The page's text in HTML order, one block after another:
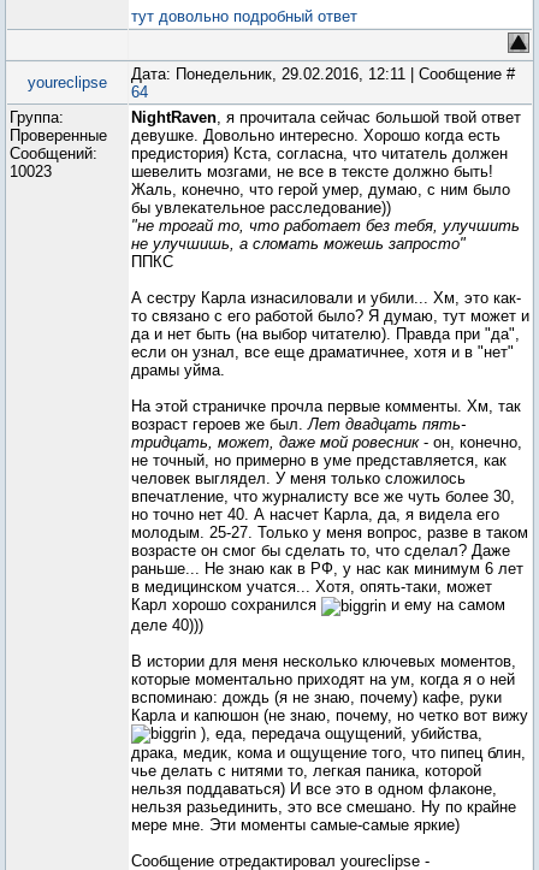
тут довольно подробный ответ
youreclipse
Дата: Понедельник, 29.02.2016, 12:11 | Сообщение #
64
Группа:
Проверенные
Сообщений:
10023
NightRaven, я прочитала сейчас большой твой ответ
девушке. Довольно интересно. Хорошо когда есть
предистория) Кста, согласна, что читатель должен
шевелить мозгами, не все в тексте должно быть!
Жаль, конечно, что герой умер, думаю, с ним было
бы увлекательное расследование))
"не трогай то, что работает без тебя, улучшить
не улучшишь, а сломать можешь запросто"
ППКС
А сестру Карла изнасиловали и убили... Хм, это как-
то связано с его работой было? Я думаю, тут может и
да и нет быть (на выбор читателю). Правда при "да",
если он узнал, все еще драматичнее, хотя и в "нет"
драмы уйма.
На этой страничке прочла первые комменты. Хм, так
возраст героев же был.Лет двадцать пять-
тридцать, может, даже мой ровесник- он, конечно,
не точный, но примерно в уме представляется, как
человек выглядел. У меня только сложилось
впечатление, что журналисту все же чуть более 30,
но точно нет 40. А насчет Карла, да, я видела его
молодым. 25-27. Только у меня вопрос, разве в таком
возрасте он смог бы сделать то, что сделал? Даже
раньше... Не знаю как в РФ, у нас как минимум 6 лет
в медицинском учатся... Хотя, опять-таки, может
Карл хорошо сохранился
и ему на самом
деле 40)))
В истории для меня несколько ключевых моментов,
которые моментально приходят на ум, когда я о ней
вспоминаю: дождь (я не знаю, почему) кафе, руки
Карла и капюшон (не знаю, почему, но четко вот вижу
), еда, передача ощущений, убийства,
драка, медик, кома и ощущение того, что пипец блин,
чье делать с нитями то, легкая паника, которой
нельзя поддаваться) И все это в одном флаконе,
нельзя разьединить, это все смешано. Ну по крайне
мере мне. Эти моменты самые-самые яркие)
Сообщение отредактировал youreclipse -